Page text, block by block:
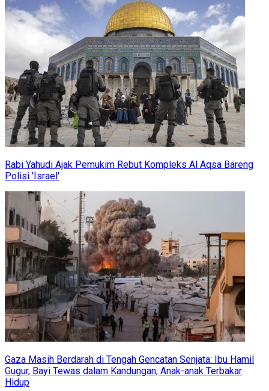
Rabi Yahudi Ajak Pemukim Rebut Kompleks Al Aqsa Bareng
Polisi 'Israel'
Gaza Masih Berdarah di Tengah Gencatan Senjata: Ibu Hamil
Gugur, Bayi Tewas dalam Kandungan, Anak-anak Terbakar
Hidup